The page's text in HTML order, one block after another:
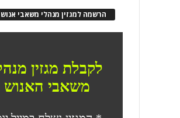
הרשמה למגזין מנהלי משאבי אנוש